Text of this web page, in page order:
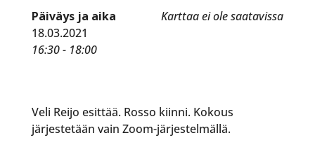
Karttaa ei ole saatavissa
Päiväys ja aika
18.03.2021
16:30 - 18:00
Veli Reijo esittää. Rosso kiinni. Kokous
järjestetään vain Zoom-järjestelmällä.